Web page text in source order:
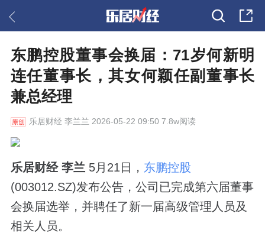
东鹏控股董事会换届：71岁何新明
连任董事长，其女何颖任副董事长
兼总经理
乐居财经李兰兰 2026-05-22 09:50 7.8w阅读
乐居财经 李兰 5月21日， 东鹏控股
(003012.SZ)发布公告，公司已完成第六届董事
会换届选举，并聘任了新一届高级管理人员及
相关人员。